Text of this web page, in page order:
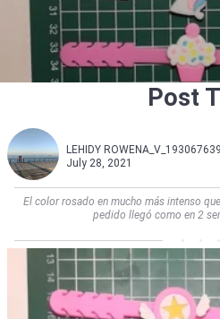
Post
LEHIDY ROWENA_V_193067639
July 28, 2021
El color rosado en mucho más intenso
pedido llegó como en 2